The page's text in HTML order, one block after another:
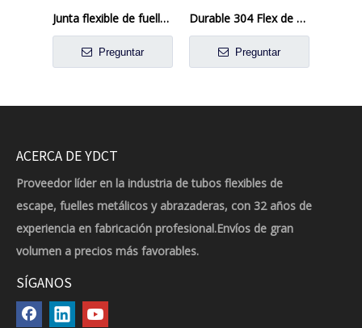
Junta flexible de fuelle de escape de acero inoxidable con diámetro interior de 1,50'
Preguntar
Durable 304 Flex de escape de escape de acero inoxidable
Preguntar
ACERCA DE YDCT
Proveedor líder en la industria de tubos flexibles de
escape, fuelles metálicos y abrazaderas, con 32 años de
experiencia en fabricación profesional.Envíos de gran
volumen a precios más favorables.
SÍGANOS